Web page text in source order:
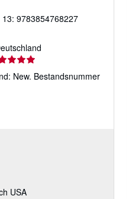
13: 9783854768227
New. Bestandsnummer
USA